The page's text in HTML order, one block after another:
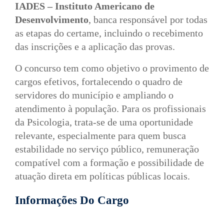
IADES – Instituto Americano de
Desenvolvimento, banca responsável por todas
as etapas do certame, incluindo o recebimento
das inscrições e a aplicação das provas.
O concurso tem como objetivo o provimento de
cargos efetivos, fortalecendo o quadro de
servidores do município e ampliando o
atendimento à população. Para os profissionais
da Psicologia, trata-se de uma oportunidade
relevante, especialmente para quem busca
estabilidade no serviço público, remuneração
compatível com a formação e possibilidade de
atuação direta em políticas públicas locais.
Informações Do Cargo